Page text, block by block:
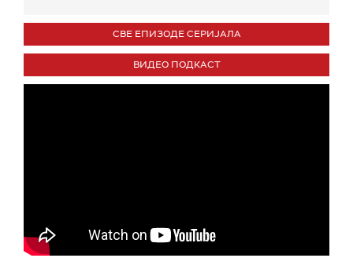
СВЕ ЕПИЗОДЕ СЕРИЈАЛА
ВИДЕО ПОДКАСТ